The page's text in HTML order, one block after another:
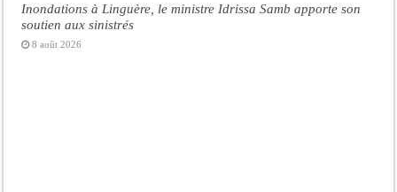
Inondations à Linguère, le ministre Idrissa Samb apporte son
soutien aux sinistrés
8 août 2026